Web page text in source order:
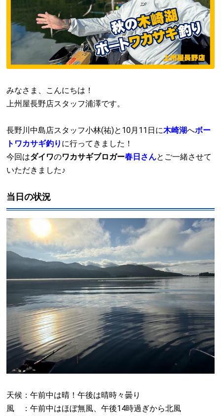
みなさま、こんにちは！
上州屋長野店スタッフ浦澤です。
長野川中島店スタッフ小林(祐)と10月11日に木崎湖へボー
トワカサギ釣り に行ってきました！
今回はダイワのワカサギブロガー春日さんとご一緒させて
いただきました♪
当日の状況
天候：午前中は晴！午後は晴時々曇り
風 ：午前中はほぼ無風、午後14時過ぎから北風